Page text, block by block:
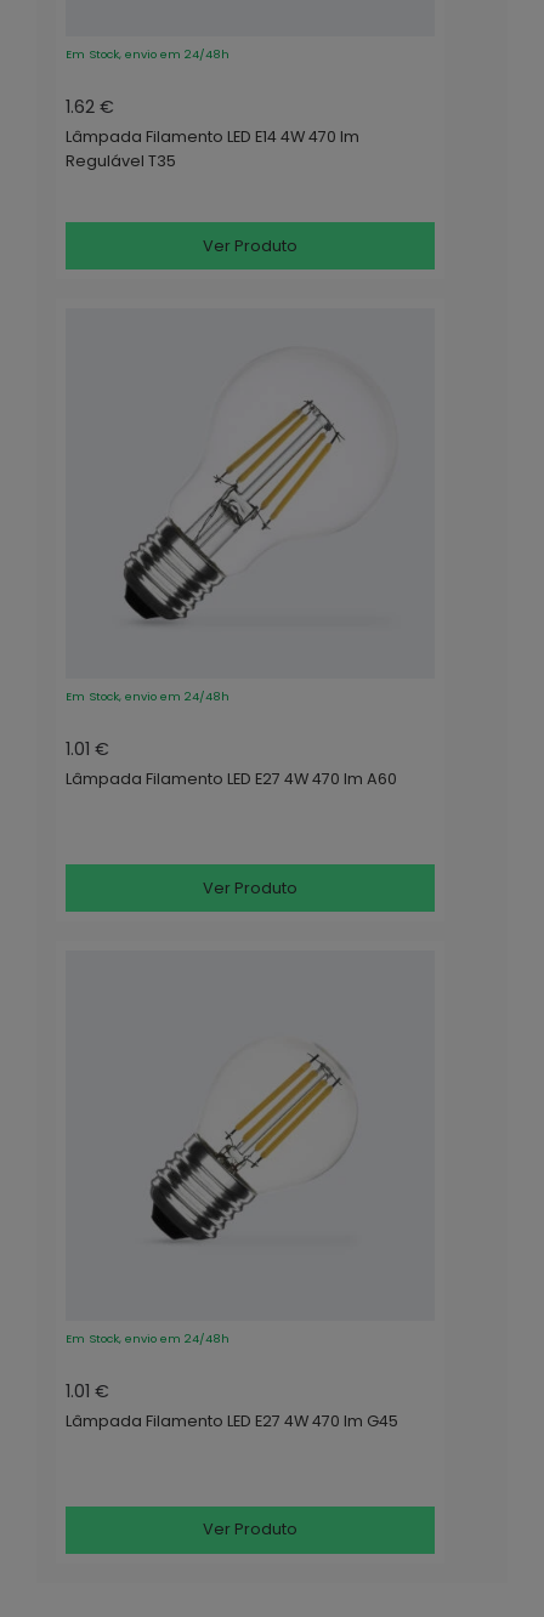
Em Stock, envio em 24/48h
1.62 €
Lâmpada Filamento LED E14 4W 470 lm
Regulável T35
Ver Produto
Em Stock, envio em 24/48h
1.01 €
Lâmpada Filamento LED E27 4W 470 lm A60
Ver Produto
Em Stock, envio em 24/48h
1.01 €
Lâmpada Filamento LED E27 4W 470 lm G45
Ver Produto